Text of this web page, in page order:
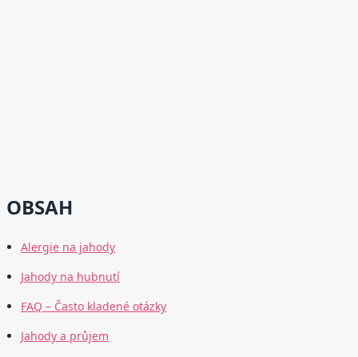
OBSAH
Alergie na jahody
Jahody na hubnutí
FAQ – Často kladené otázky
Jahody a průjem